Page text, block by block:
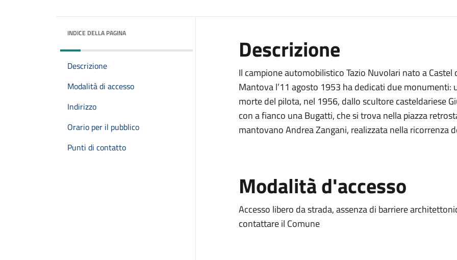
INDICE DELLA PAGINA
Descrizione
Modalità di accesso
Indirizzo
Orario per il pubblico
Punti di contatto
Descrizione
Il campione automobilistico Tazio Nuvolari nato a
Mantova l’11 agosto 1953 ha dedicati due
morte del pilota, nel 1956, dallo scultore casteldariese
con a fianco una Bugatti, che si trova nella piazza
mantovano Andrea Zangani, realizzata nella ricorrenza
Modalità d'accesso
Accesso libero da strada, assenza di barriere
contattare il Comune